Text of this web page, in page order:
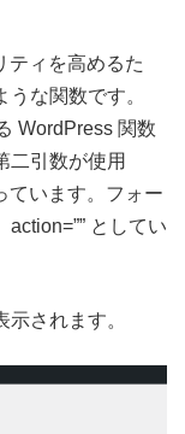
ィを高めるた
な関数です。
WordPress 関数
二引数が使用
ています。フォー
としてい
されます。